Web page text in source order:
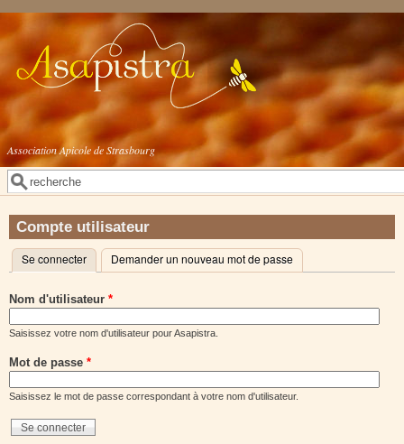
Aller au contenu principal
Association Apicole de Strasbourg
Formulaire de recherche
Rechercher
Compte utilisateur
Onglets principaux
Se connecter (onglet actif)
Demander un nouveau mot de passe
Nom d'utilisateur *
Saisissez votre nom d'utilisateur pour Asapistra.
Mot de passe *
Saisissez le mot de passe correspondant à votre nom d'utilisateur.